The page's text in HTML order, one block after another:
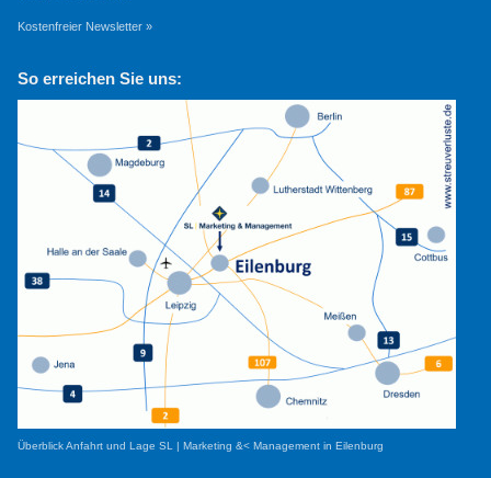
Kostenfreier Newsletter »
So erreichen Sie uns:
Überblick Anfahrt und Lage SL | Marketing &< Management in Eilenburg